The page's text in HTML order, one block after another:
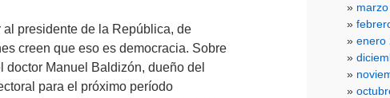
presidente de la República, de
creen que eso es democracia. Sobre
Manuel Baldizón, dueño del
para el próximo período
marzo
enero